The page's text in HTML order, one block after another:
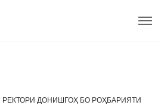
РЕКТОРИ ДОНИШГОҲ БО РОҲБАРИЯТИ